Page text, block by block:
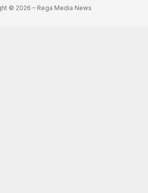
© 2026 – Rega Media News